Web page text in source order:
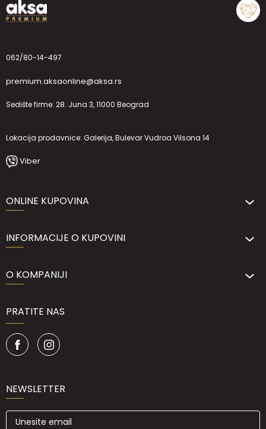
062/80-14-497
premium.aksaonline@aksa.rs
Sedište firme: 28. Juna 3, 11000 Beograd
Lokacija prodavnice: Galerija, Bulevar Vudroa Vilsona 14
Viber
ONLINE KUPOVINA
INFORMACIJE O KUPOVINI
O KOMPANIJI
PRATITE NAS
NEWSLETTER